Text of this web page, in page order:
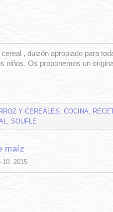
cereal , dulzón apropiado para
niños. Os proponemos un
Y CEREALES, COCINA,
, SOUFLE
maíz
10, 2015